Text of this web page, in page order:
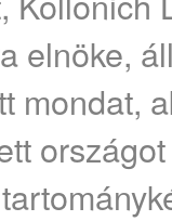
elnöke,
mondat,